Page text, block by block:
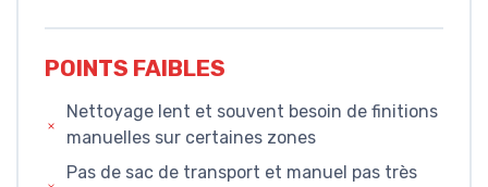
POINTS FAIBLES
Nettoyage lent et souvent besoin de finitions
manuelles sur certaines zones
Pas de sac de transport et manuel pas très